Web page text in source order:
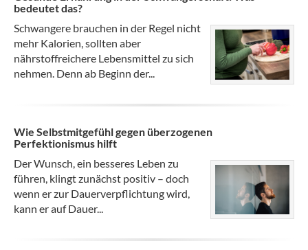
bedeutet das?
Schwangere brauchen in der Regel nicht
mehr Kalorien, sollten aber
nährstoffreichere Lebensmittel zu sich
nehmen. Denn ab Beginn der...
Wie Selbstmitgefühl gegen überzogenen
Perfektionismus hilft
Der Wunsch, ein besseres Leben zu
führen, klingt zunächst positiv – doch
wenn er zur Dauerverpflichtung wird,
kann er auf Dauer...